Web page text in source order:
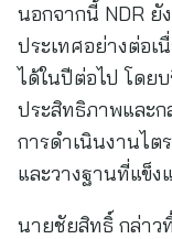
นอกจากนี้ NDR ยั
ประเทศอย่างต่อเ
ได้ในปีต่อไป โดย
ประสิทธิภาพและก
การดำเนินงานไต
และวางฐานที่แข็ง
นายชัยสิทธิ์ กล่าว